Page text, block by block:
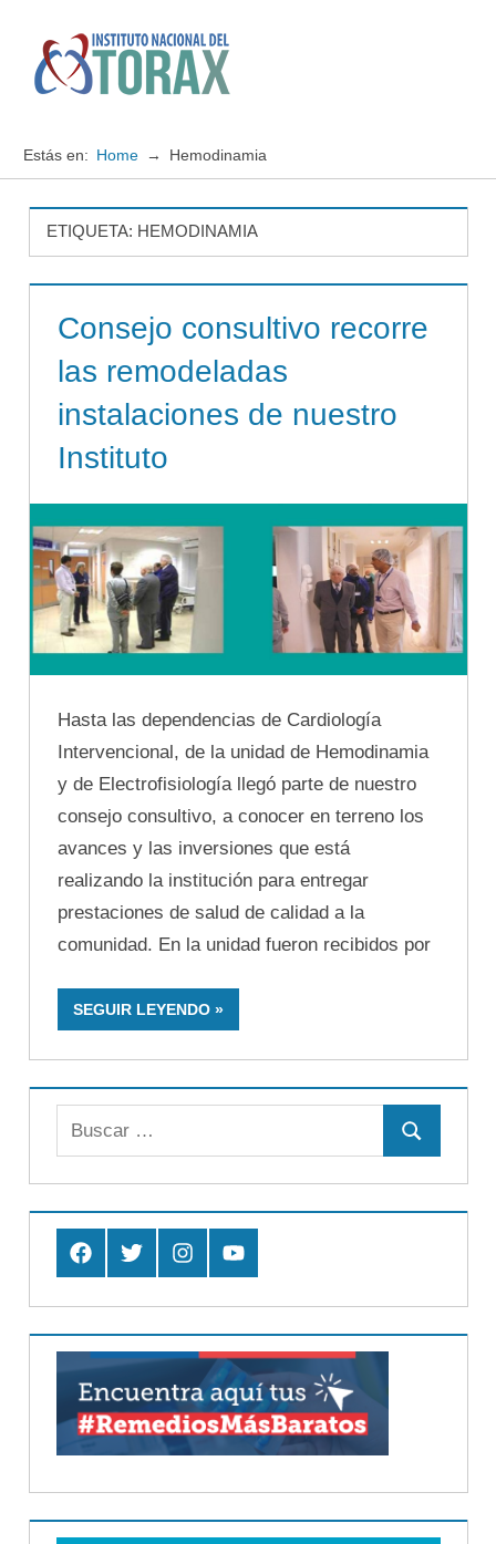
contenido
Instituto
del
TORAX
Estás en: Home Hemodinamia
ETIQUETA: HEMODINAMIA
Consejo consultivo recorre
las remodeladas
instalaciones de nuestro
Instituto
Hasta las dependencias de Cardiología
Intervencional, de la unidad de Hemodinamia
y de Electrofisiología llegó parte de nuestro
consejo consultivo, a conocer en terreno los
avances y las inversiones que está
realizando la institución para entregar
prestaciones de salud de calidad a la
comunidad. En la unidad fueron recibidos por
SEGUIR LEYENDO
Buscar
FacebookTwitter InstagramYoutube